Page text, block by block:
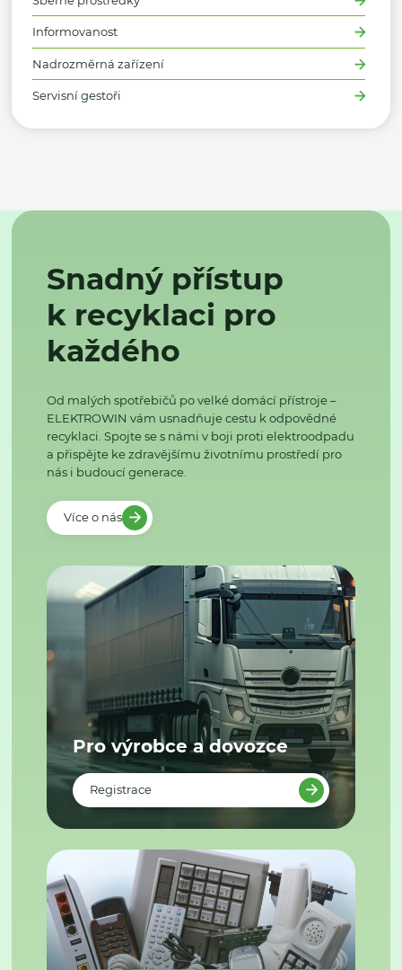
Informovanost
Nadrozměrná zařízení
Servisní gestoři
Snadný přístup
k recyklaci pro
každého
Od malých spotřebičů po velké domácí přístroje –
ELEKTROWIN vám usnadňuje cestu k odpovědné
recyklaci. Spojte se s námi v boji proti elektroodpadu
a přispějte ke zdravějšímu životnímu prostředí pro
nás i budoucí generace.
Více o nás
Pro výrobce a dovozce
Registrace